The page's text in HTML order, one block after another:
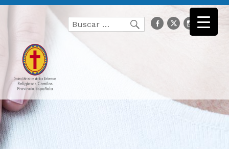
Buscar
por:
Buscarfacebook
Twitter